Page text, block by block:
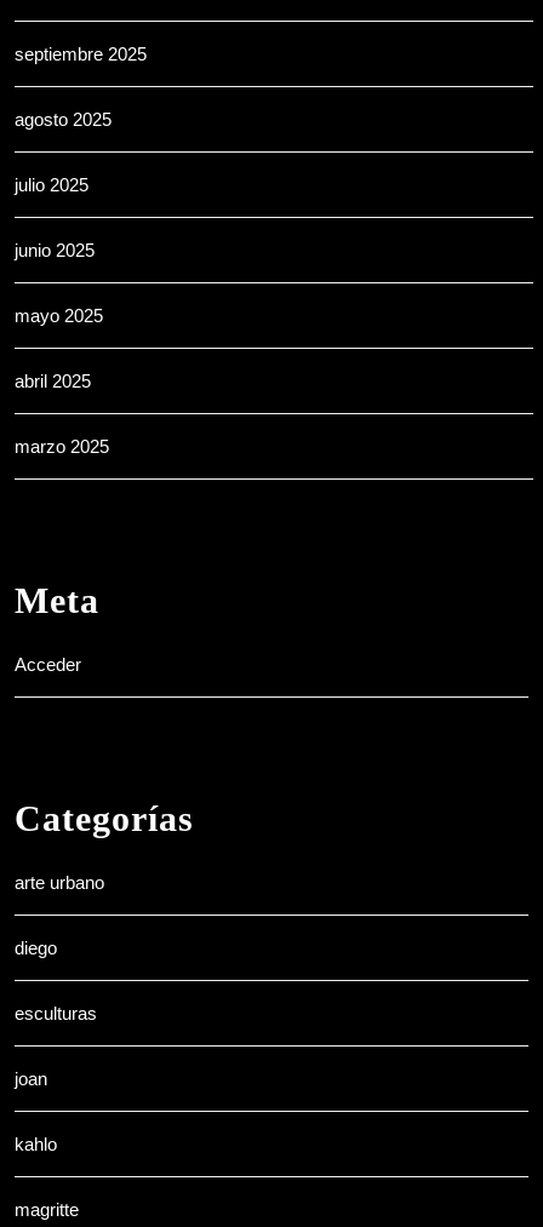
septiembre 2025
agosto 2025
julio 2025
junio 2025
mayo 2025
abril 2025
marzo 2025
Meta
Acceder
Categorías
arte urbano
diego
esculturas
joan
kahlo
magritte